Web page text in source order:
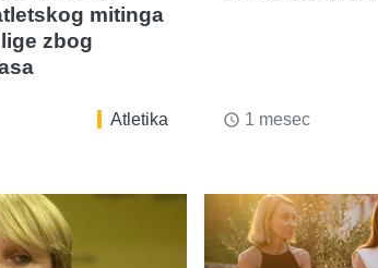
mitinga
zbog
Atletika access_time 1 mesec